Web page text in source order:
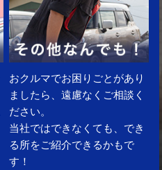
おクルマでお困りごとがあり
ましたら、遠慮なくご相談く
ださい。
当社ではできなくても、でき
る所をご紹介できるかもで
す！